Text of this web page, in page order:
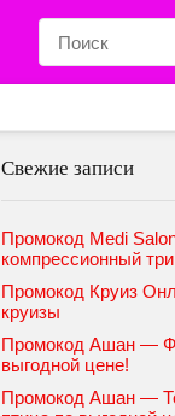
Свежие записи
Промокод Medi
компрессионный
Промокод Круиз
круизы
Промокод Ашан —
выгодной цене!
Промокод Ашан —